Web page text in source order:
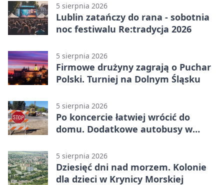
5 sierpnia 2026
Lublin zatańczy do rana - sobotnia
noc festiwalu Re:tradycja 2026
5 sierpnia 2026
Firmowe drużyny zagrają o Puchar
Polski. Turniej na Dolnym Śląsku
5 sierpnia 2026
Po koncercie łatwiej wrócić do
domu. Dodatkowe autobusy w
5 sierpnia 2026
Dziesięć dni nad morzem. Kolonie
dla dzieci w Krynicy Morskiej